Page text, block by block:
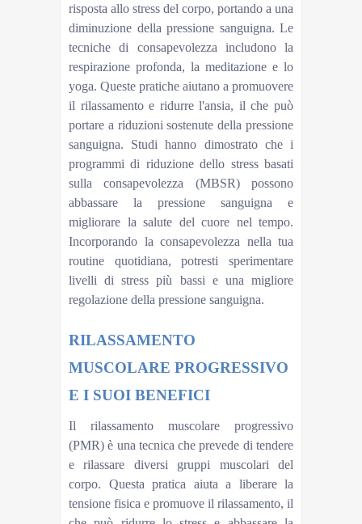
risposta allo stress del corpo, portando a una
diminuzione della pressione sanguigna. Le
tecniche di consapevolezza includono la
respirazione profonda, la meditazione e lo
yoga. Queste pratiche aiutano a promuovere
il rilassamento e ridurre l'ansia, il che può
portare a riduzioni sostenute della pressione
sanguigna. Studi hanno dimostrato che i
programmi di riduzione dello stress basati
sulla consapevolezza (MBSR) possono
abbassare la pressione sanguigna e
migliorare la salute del cuore nel tempo.
Incorporando la consapevolezza nella tua
routine quotidiana, potresti sperimentare
livelli di stress più bassi e una migliore
regolazione della pressione sanguigna.
RILASSAMENTO
MUSCOLARE PROGRESSIVO
E I SUOI BENEFICI
Il rilassamento muscolare progressivo
(PMR) è una tecnica che prevede di tendere
e rilassare diversi gruppi muscolari del
corpo. Questa pratica aiuta a liberare la
tensione fisica e promuove il rilassamento, il